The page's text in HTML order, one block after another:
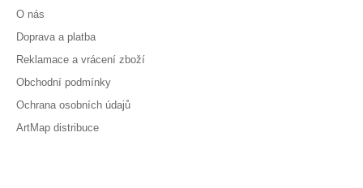
O nás
Doprava a platba
Reklamace a vrácení zboží
Obchodní podmínky
Ochrana osobních údajů
ArtMap distribuce